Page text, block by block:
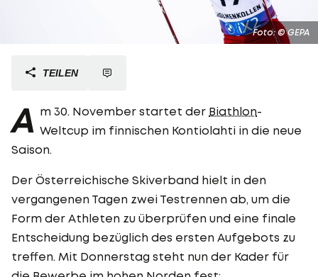
Foto: © GEPA
TEILEN
A m 30. November startet der Biathlon-
Weltcup im finnischen Kontiolahti in die neue
Saison.
Der Österreichische Skiverband hielt in den
vergangenen Tagen zwei Testrennen ab, um die
Form der Athleten zu überprüfen und eine finale
Entscheidung bezüglich des ersten Aufgebots zu
treffen. Mit Donnerstag steht nun der Kader für